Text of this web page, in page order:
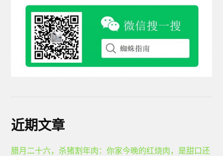
近期文章
腊月二十六，杀猪割年肉：你家今晚的红烧肉，是甜口还